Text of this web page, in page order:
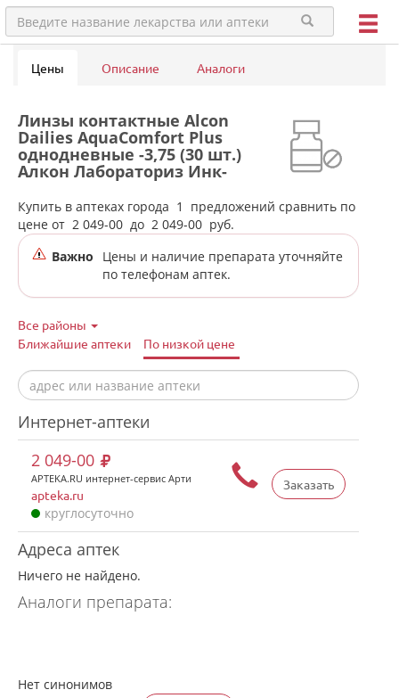
Цены Описание Аналоги
Линзы контактные Alcon
Dailies AquaComfort Plus
однодневные -3,75 (30 шт.)
Алкон Лабораториз Инк-
Сингапур/США в аптеках
города Арти
Купить в аптеках города 1
предложений сравнить по
цене от 2 049-00 до 2 049-00 руб.
Важно
Цены и наличие препарата уточняйте
по телефонам аптек.
Все районы
Ближайшие аптеки
По низкой цене
Интернет-аптеки
Заказать
2 049-00
APTEKA.RU интернет-сервис Арти
apteka.ru
круглосуточно
Адреса аптек
Ничего не найдено.
Аналоги препарата:
Нет синонимов